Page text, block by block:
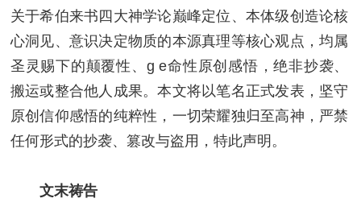
关于希伯来书四大神学论巅峰定位、本体级创造论核
心洞见、意识决定物质的本源真理等核心观点，均属
圣灵赐下的颠覆性、g e命性原创感悟，绝非抄袭、
搬运或整合他人成果。本文将以笔名正式发表，坚守
原创信仰感悟的纯粹性，一切荣耀独归至高神，严禁
任何形式的抄袭、篡改与盗用，特此声明。
文末祷告